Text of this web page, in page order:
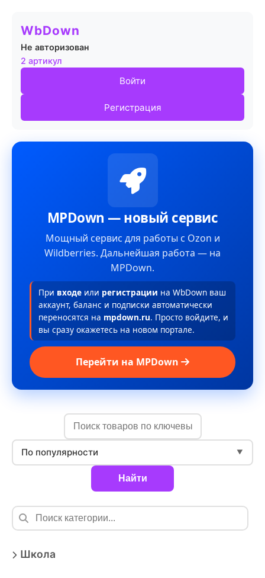
WbDown
Не авторизован
2 артикул
Войти
Регистрация
MPDown — новый сервис
Мощный сервис для работы с Ozon и
Wildberries. Дальнейшая работа — на
MPDown.
При входе или регистрации на WbDown ваш
аккаунт, баланс и подписки автоматически
переносятся на mpdown.ru. Просто войдите, и
вы сразу окажетесь на новом портале.
Перейти на MPDown
По популярности ▼
Найти
Школа